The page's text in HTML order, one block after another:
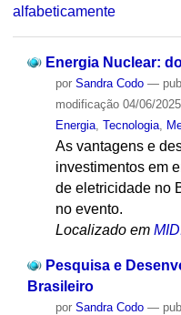
alfabeticamente
Energia Nuclear:
por Sandra Codo —
modificação04/06/
Energia, Tecnologia,
As vantagens e
investimentos em
de eletricidade no
no evento.
Localizado em
Pesquisa e
Brasileiro
por Sandra Codo —